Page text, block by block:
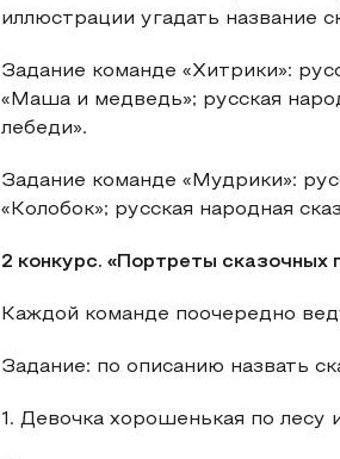
иллюстрации угадать название
Задание команде «Хитрики»:
«Маша и медведь»; русская
лебеди».
Задание команде «Мудрики»:
«Колобок»; русская народная
2 конкурс. «Портреты сказочных
Каждой команде поочередно
Задание: по описанию назвать
1. Девочка хорошенькая по лесу